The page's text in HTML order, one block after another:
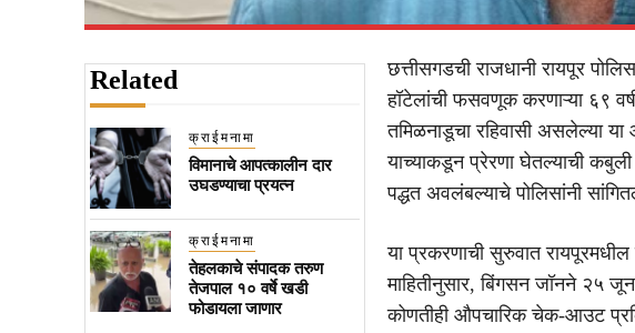
Related
क्राईमनामा
विमानाचे आपत्कालीन दार
उघडण्याचा प्रयत्न
क्राईमनामा
तेहलकाचे संपादक तरुण
तेजपाल १० वर्षे खडी
फोडायला जाणार
छत्तीसगडची राजधानी रायपूर
हॉटेलांची फसवणूक करणाऱ्या ६९
तमिळनाडूचा रहिवासी असलेल्या या
याच्याकडून प्रेरणा घेतल्याची
पद्धत अवलंबल्याचे पोलिसांनी
या प्रकरणाची सुरुवात रायपूरमधील
माहितीनुसार, बिंगसन जॉनने २५
कोणतीही औपचारिक चेक-आउट